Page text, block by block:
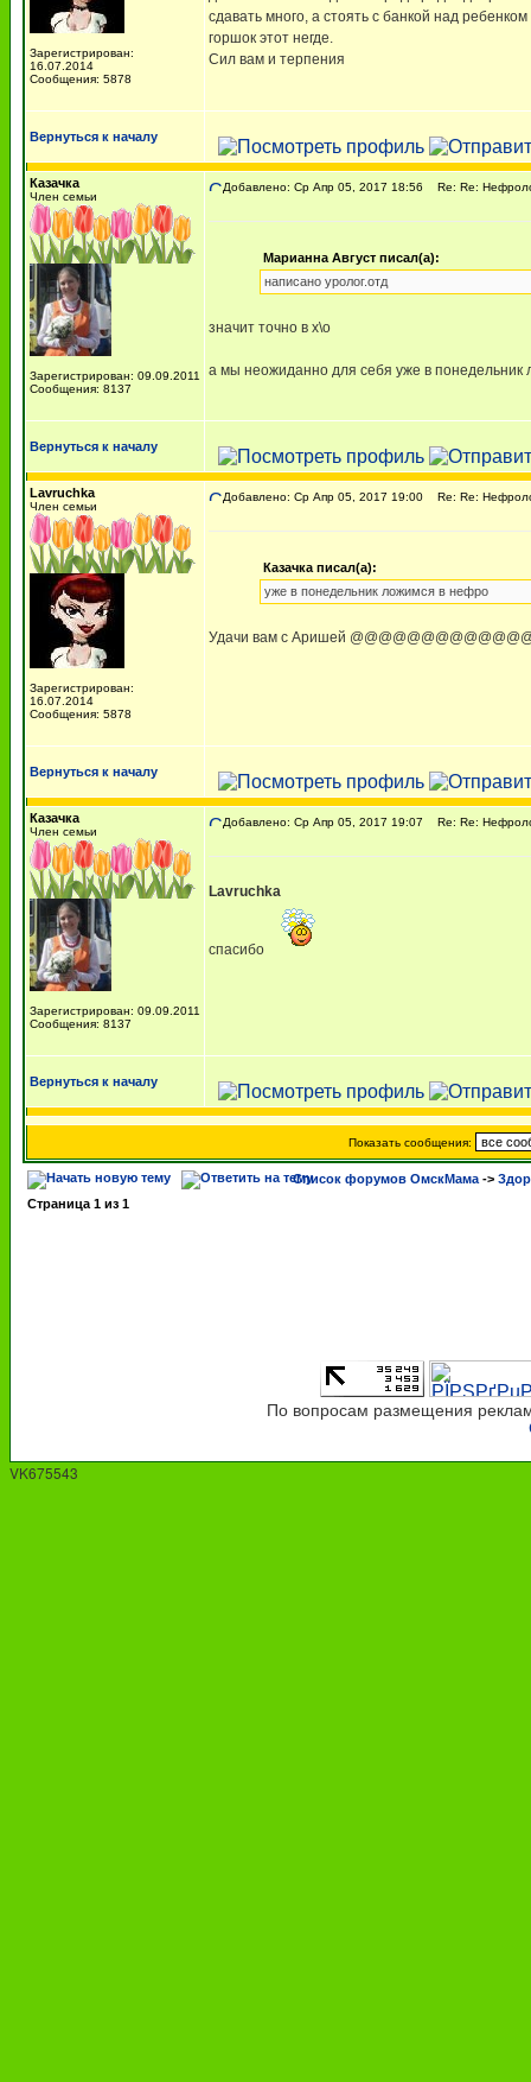
Зарегистрирован:
16.07.2014
Сообщения: 5878
сдавать много, а стоять с банкой над
горшок этот негде.
Сил вам и терпения
Вернуться к началу
Казачка
Член семьи
Зарегистрирован: 09.09.2011
Сообщения: 8137
Добавлено: Ср Апр 05, 2017 18:56 Re: Re:
Марианна Август писал(а):
написано уролог.отд
значит точно в х\о
а мы неожиданно для себя уже в понедельник
Вернуться к началу
Lavruchka
Член семьи
Зарегистрирован:
16.07.2014
Сообщения: 5878
Добавлено: Ср Апр 05, 2017 19:00 Re: Re:
Казачка писал(а):
уже в понедельник ложимся в нефро
Удачи вам с Аришей
Вернуться к началу
Казачка
Член семьи
Зарегистрирован: 09.09.2011
Сообщения: 8137
Добавлено: Ср Апр 05, 2017 19:07 Re: Re:
Lavruchka
спасибо
Вернуться к началу
Показать сообщения:
Список форумов ОмскМама ->
Страница 1 из 1
По вопросам размещения
VK675543